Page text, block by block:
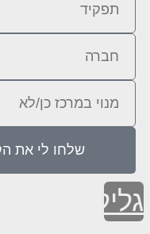
שלחו לי את
גלילה